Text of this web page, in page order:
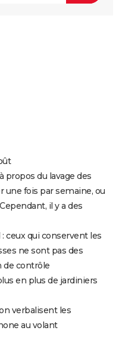
propos du lavage des
une fois par semaine, ou
il y a des
ceux qui conservent les
ne sont pas des
de contrôle
en plus de jardiniers
verbalisent les
au volant